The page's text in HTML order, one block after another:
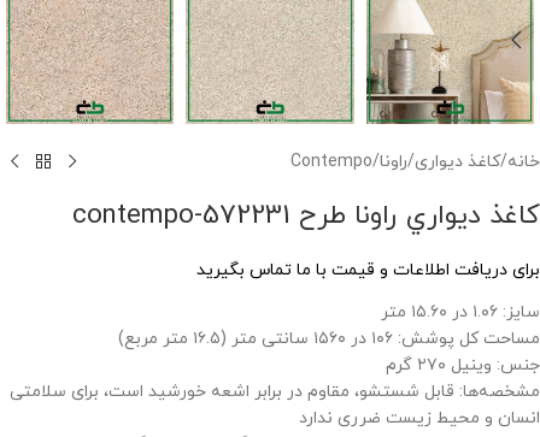
خانه/کاغذ دیواری/راونا/
Contempo
کاغذ ديواري راونا طرح contempo-572231
برای دریافت اطلاعات و قیمت با ما تماس بگیرید
سایز: ۱.۰۶ در ۱۵.۶۰ متر
مساحت کل پوشش: ۱۰۶ در ۱۵۶۰ سانتی متر (۱۶.۵ متر مربع)
جنس: وینیل ۲۷۰ گرم
مشخصه‌ها: قابل شستشو، مقاوم در برابر اشعه خورشید است، برای سلامتی
انسان و محیط زیست ضرری ندارد